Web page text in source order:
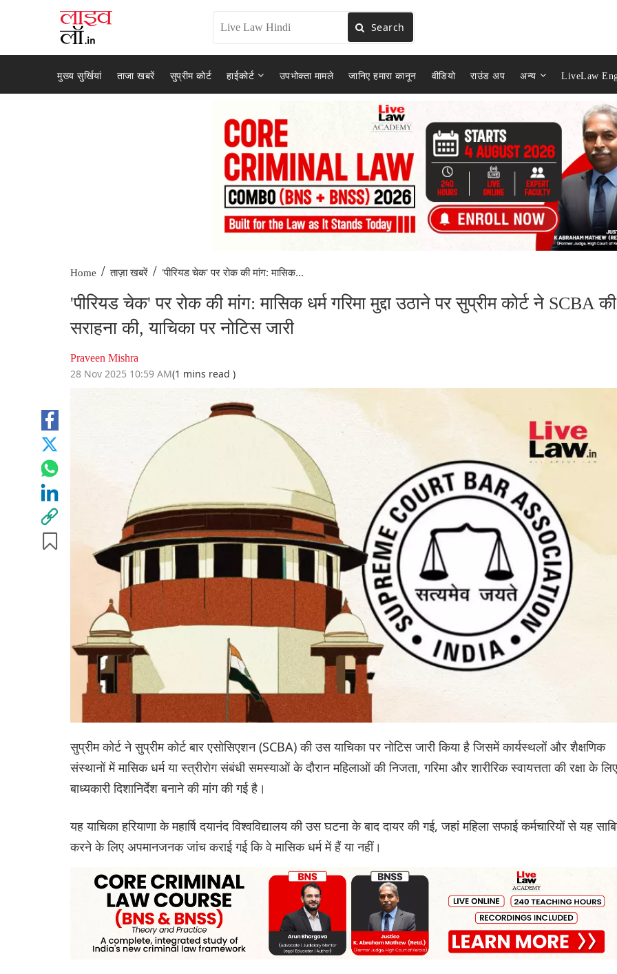
Search
मुख्य सुर्खियां ताजा खबरें सुप्रीम कोर्ट हाईकोर्ट उपभोक्ता मामले जानिए हमारा कानून वीडियो राउंड अप अन्य LiveLaw
Home / ताज़ा खबरें / 'पीरियड चेक' पर रोक की मांग: मासिक...
'पीरियड चेक' पर रोक की मांग: मासिक धर्म गरिमा मुद्दा उठाने पर सुप्रीम कोर्ट ने SCBA की
सराहना की, याचिका पर नोटिस जारी
Praveen Mishra
28 Nov 2025 10:59 AM(1 mins read )
सुप्रीम कोर्ट ने सुप्रीम कोर्ट बार एसोसिएशन (SCBA) की उस याचिका पर नोटिस जारी किया है जिसमें कार्यस्थलों और शैक्षणिक
संस्थानों में मासिक धर्म या स्त्रीरोग संबंधी समस्याओं के दौरान महिलाओं की निजता, गरिमा और शारीरिक स्वायत्तता की रक्षा के लिए
बाध्यकारी दिशानिर्देश बनाने की मांग की गई है।
यह याचिका हरियाणा के महार्षि दयानंद विश्वविद्यालय की उस घटना के बाद दायर की गई, जहां महिला सफाई कर्मचारियों से यह
करने के लिए अपमानजनक जांच कराई गई कि वे मासिक धर्म में हैं या नहीं।